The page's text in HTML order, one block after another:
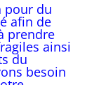
pour du
afin de
prendre
ainsi
du
besoin